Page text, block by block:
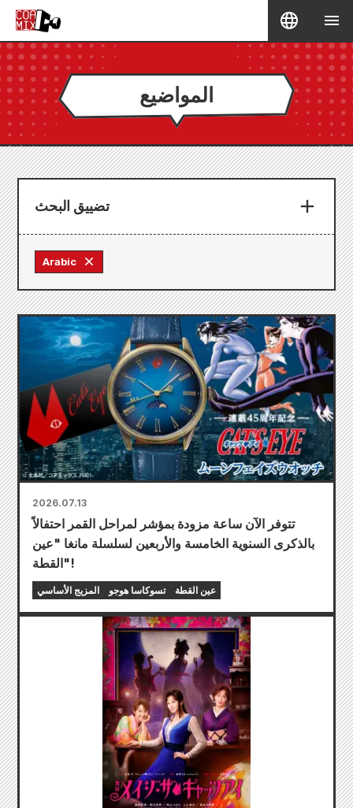
المواضيع
تضييق البحث
Arabic
2026.07.13
تتوفر الآن ساعة مزودة بمؤشر لمراحل القمر احتفالاً
بالذكرى السنوية الخامسة والأربعين لسلسلة مانغا "عين
القطة"!
المزيج الأساسي تسوكاسا هوجو عين القطة